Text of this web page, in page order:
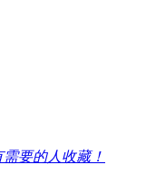
要的人收藏！